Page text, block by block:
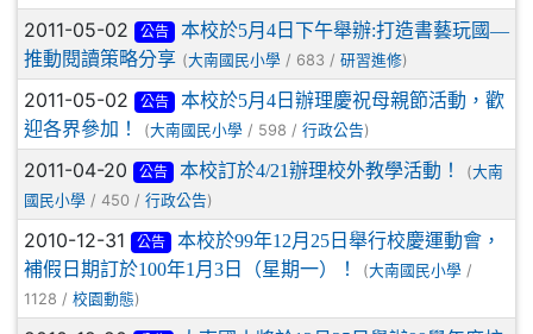
2011-05-02 公告
本校於5月4日下午舉辦:打造書藝玩國—
推動閱讀策略分享 (大南國民小學 / 683 / 研習進修)
2011-05-02 公告
本校於5月4日辦理慶祝母親節活動，歡
迎各界參加！
(大南國民小學 / 598 / 行政公告)
2011-04-20 公告 本校訂於4/21辦理校外教學活動！ (大南
國民小學 / 450 / 行政公告)
2010-12-31 公告
本校於99年12月25日舉行校慶運動會，
補假日期訂於100年1月3日（星期一）！
(大南國民小學 /
1128 / 校園動態)